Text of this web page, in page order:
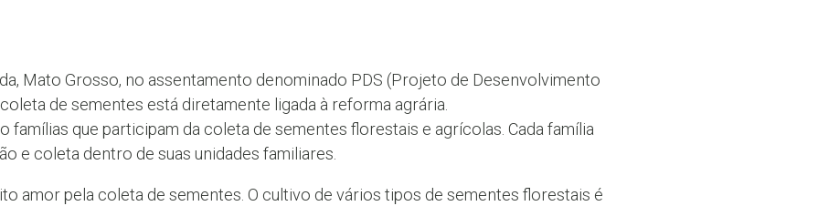
Mato Grosso, no assentamento denominado PDS (Projeto de Desenvolvimento
de sementes está diretamente ligada à reforma agrária.
famílias que participam da coleta de sementes florestais e agrícolas. Cada família
e coleta dentro de suas unidades familiares.
amor pela coleta de sementes. O cultivo de vários tipos de sementes florestais é